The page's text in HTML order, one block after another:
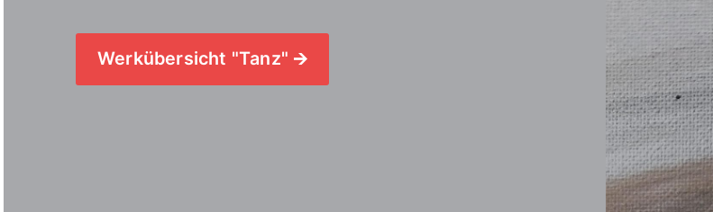
Werkübersicht "Tanz" 🡪